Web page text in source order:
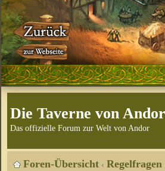
Die Taverne von Andor
Das offizielle Forum zur Welt von Andor
Foren-Übersicht ‹